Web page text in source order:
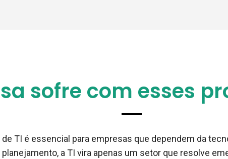
sofre com esses
TI é essencial para empresas que dependem da
planejamento, a TI vira apenas um setor que resolve